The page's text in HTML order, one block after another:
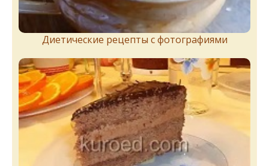
Диетические рецепты с фотографиями